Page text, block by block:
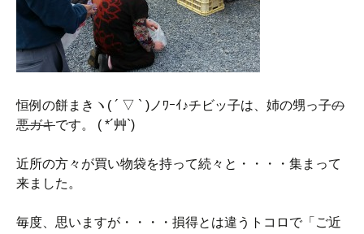
恒例の餅まきヽ( ´ ▽ ` )ノﾜｰｲ♪チビッ子は、姉の甥っ子の
悪ガキです。 ( *´艸`)
近所の方々が買い物袋を持って続々と・・・・集まって
来ました。
毎度、思いますが・・・・損得とは違うトコロで「ご近